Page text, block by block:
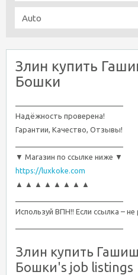
Злин купить
Бошки
Надёжность проверена!
Гарантии, Качество, Отзывы!
▼ Магазин по ссылке ниже ▼
https://luxkoke.com
▲ ▲ ▲ ▲ ▲ ▲ ▲ ▲
Используй ВПН!! Если ссылка –
Злин купить
Бошки's job listings